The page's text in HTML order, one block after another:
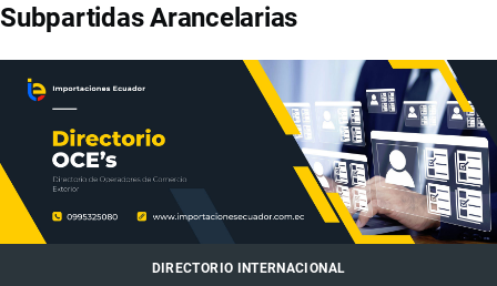
Subpartidas Arancelarias
DIRECTORIO INTERNACIONAL